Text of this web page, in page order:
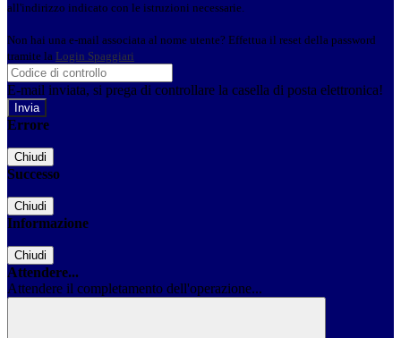
all'indirizzo indicato con le istruzioni necessarie.
Non hai una e-mail associata al nome utente? Effettua il reset della password
tramite la Login Spaggiari
E-mail inviata, si prega di controllare la casella di posta elettronica!
Errore
Chiudi
Successo
Chiudi
Informazione
Chiudi
Attendere...
Attendere il completamento dell'operazione...